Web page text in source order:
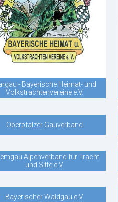
- Bayerische Heimat- und
Volkstrachtenvereine e.V.
Oberpfälzer Gauverband
Alpenverband für Tracht
und Sitte e.V.
Bayerischer Waldgau e.V.